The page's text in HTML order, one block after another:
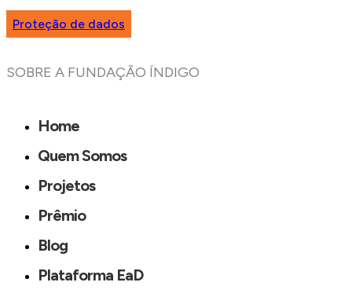
Proteção de dados
SOBRE A FUNDAÇÃO ÍNDIGO
Home
Quem Somos
Projetos
Prêmio
Blog
Plataforma EaD